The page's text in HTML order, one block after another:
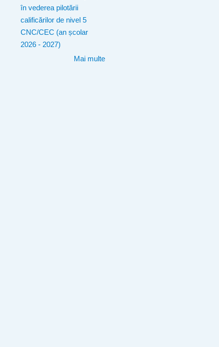
în vederea pilotării
calificărilor de nivel 5
CNC/CEC (an școlar
2026 - 2027)
Mai multe